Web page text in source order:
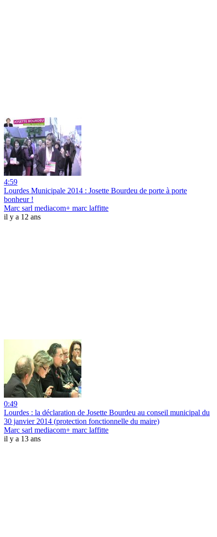
4:59
Lourdes Municipale 2014 : Josette Bourdeu de porte à porte
bonheur !
Marc sarl mediacom+ marc laffitte
il y a 12 ans
0:49
Lourdes : la déclaration de Josette Bourdeu au conseil municipal du
30 janvier 2014 (protection fonctionnelle du maire)
Marc sarl mediacom+ marc laffitte
il y a 13 ans